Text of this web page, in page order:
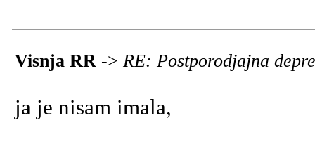
Visnja RR -> RE: Postporodjajna
ja je nisam imala,